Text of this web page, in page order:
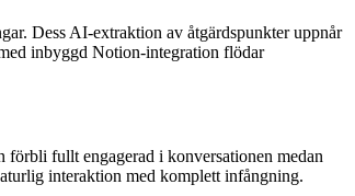
Dess AI-extraktion av åtgärdspunkter uppnår
inbyggd Notion-integration flödar
förbli fullt engagerad i konversationen medan
interaktion med komplett infångning.